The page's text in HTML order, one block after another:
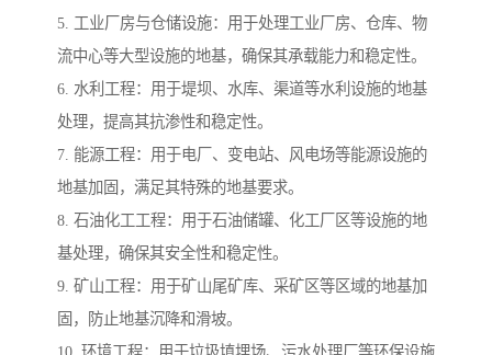
5. 工业厂房与仓储设施：用于处理工业厂房、仓库、物
流中心等大型设施的地基，确保其承载能力和稳定性。
6. 水利工程：用于堤坝、水库、渠道等水利设施的地基
处理，提高其抗渗性和稳定性。
7. 能源工程：用于电厂、变电站、风电场等能源设施的
地基加固，满足其特殊的地基要求。
8. 石油化工工程：用于石油储罐、化工厂区等设施的地
基处理，确保其安全性和稳定性。
9. 矿山工程：用于矿山尾矿库、采矿区等区域的地基加
固，防止地基沉降和滑坡。